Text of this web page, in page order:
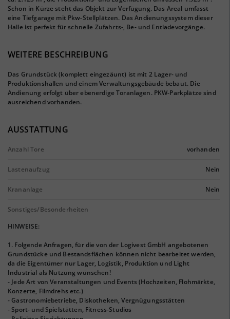
Schon in Kürze steht das Objekt zur Verfügung. Das Areal umfasst
eine Tiefgarage mit Pkw-Stellplätzen. Das Andienungssystem dieser
Halle ist perfekt für schnelle Zufahrts-, Be- und Entladevorgänge.
WEITERE BESCHREIBUNG
Das Grundstück (komplett eingezäunt) ist mit 2 Lager- und
Produktionshallen und einem Verwaltungsgebäude bebaut. Die
Andienung erfolgt über ebenerdige Toranlagen. PKW-Parkplätze sind
ausreichend vorhanden.
AUSSTATTUNG
Anzahl Tore vorhanden
Lastenaufzug Nein
Krananlage Nein
Sonstiges/Besonderheiten
HINWEISE:
1. Folgende Anfragen, für die von der Logivest GmbH angebotenen
Grundstücke und Bestandsflächen können nicht bearbeitet werden,
da die Eigentümer nur Lager, Logistik, Produktion und Light
Industrial als Nutzung wünschen!
- Jede Art von Veranstaltungen und Events (Hochzeiten, Flohmärkte,
Konzerte, Filmdrehs etc.)
- Gastronomiebetriebe, Diskotheken, Vergnügungsstätten
- Sport- und Spielstätten, Fitness-Studios